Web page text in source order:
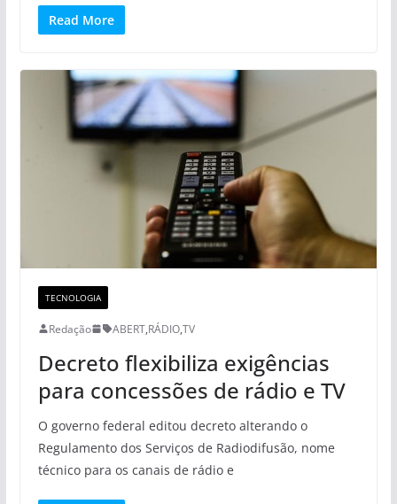
Read More
TECNOLOGIA
Redação ABERT,RÁDIO,TV
Decreto flexibiliza exigências
para concessões de rádio e TV
O governo federal editou decreto alterando o
Regulamento dos Serviços de Radiodifusão, nome
técnico para os canais de rádio e